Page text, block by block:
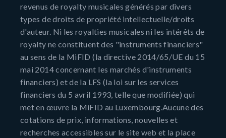
revenus de royalty musicales générés par divers
types de droits de propriété intellectuelle/droits
d'auteur. Ni les royalties musicales ni les intérêts de
royalty ne constituent des "instruments financiers"
au sens de la MiFID (la directive 2014/65/UE du 15
mai 2014 concernant les marchés d'instruments
financiers) et de la LFS (la loi sur les services
financiers du 5 avril 1993, telle que modifiée) qui
met en œuvre la MiFID au Luxembourg.Aucune des
cotations de prix, informations, nouvelles et
recherches accessibles sur le site web et la place